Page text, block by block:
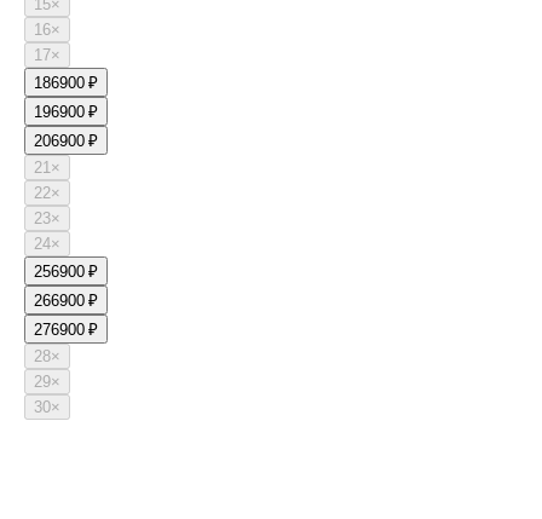
15×
16×
17×
186900 ₽
196900 ₽
206900 ₽
21×
22×
23×
24×
256900 ₽
266900 ₽
276900 ₽
28×
29×
30×